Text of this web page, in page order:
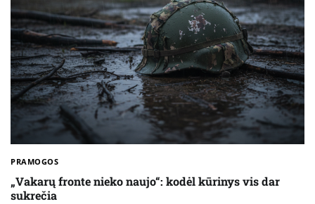
PRAMOGOS
„Vakarų fronte nieko naujo“: kodėl kūrinys vis dar
sukrečia